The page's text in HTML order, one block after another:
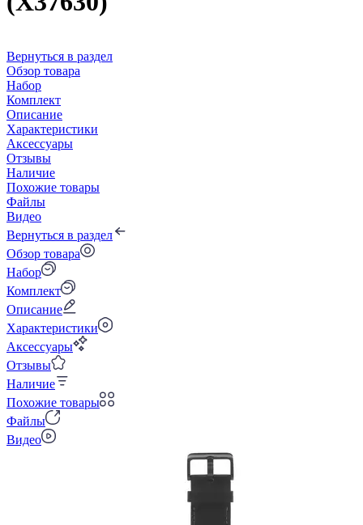
Вернуться в раздел
Обзор товара
Набор
Комплект
Описание
Характеристики
Аксессуары
Отзывы
Наличие
Похожие товары
Файлы
Видео
Вернуться в раздел
Обзор товара
Набор
Комплект
Описание
Характеристики
Аксессуары
Отзывы
Наличие
Похожие товары
Файлы
Видео